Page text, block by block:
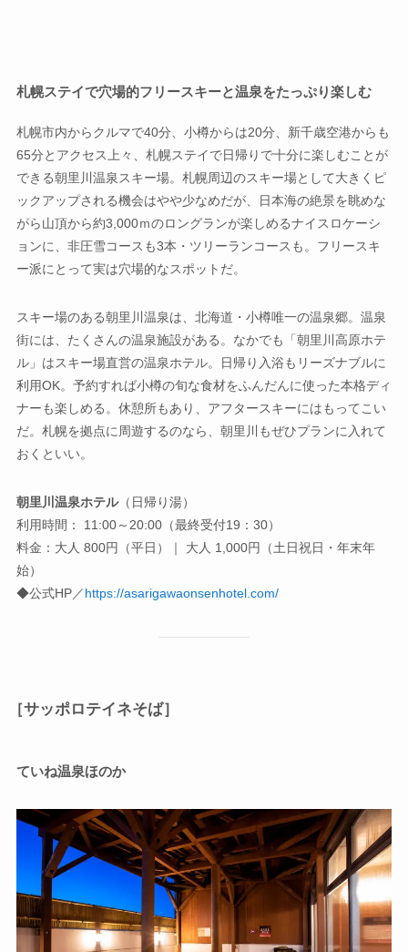
札幌ステイで穴場的フリースキーと温泉をたっぷり楽しむ
札幌市内からクルマで40分、小樽からは20分、新千歳空港からも
65分とアクセス上々、札幌ステイで日帰りで十分に楽しむことが
できる朝里川温泉スキー場。札幌周辺のスキー場として大きくピ
ックアップされる機会はやや少なめだが、日本海の絶景を眺めな
がら山頂から約3,000ｍのロングランが楽しめるナイスロケーシ
ョンに、非圧雪コースも3本・ツリーランコースも。フリースキ
ー派にとって実は穴場的なスポットだ。
スキー場のある朝里川温泉は、北海道・小樽唯一の温泉郷。温泉
街には、たくさんの温泉施設がある。なかでも「朝里川高原ホテ
ル」はスキー場直営の温泉ホテル。日帰り入浴もリーズナブルに
利用OK。予約すれば小樽の旬な食材をふんだんに使った本格ディ
ナーも楽しめる。休憩所もあり、アフタースキーにはもってこい
だ。札幌を拠点に周遊するのなら、朝里川もぜひプランに入れて
おくといい。
朝里川温泉ホテル（日帰り湯）
利用時間： 11:00～20:00（最終受付19：30）
料金：大人 800円（平日）｜ 大人 1,000円（土日祝日・年末年
始）
◆公式HP／https://asarigawaonsenhotel.com/
［サッポロテイネそば］
ていね温泉ほのか